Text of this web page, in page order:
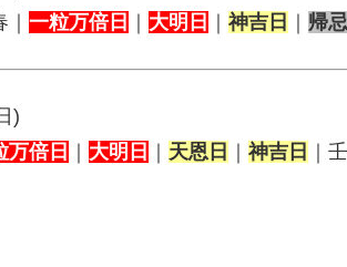
一粒万倍日 大明日 神吉日 帰
)
万倍日 ｜ 大明日 ｜ 天恩日 ｜ 神吉日 ｜